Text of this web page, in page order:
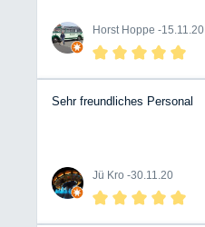
Horst Hoppe -15.11.20
Sehr freundliches Personal
Jü Kro -30.11.20